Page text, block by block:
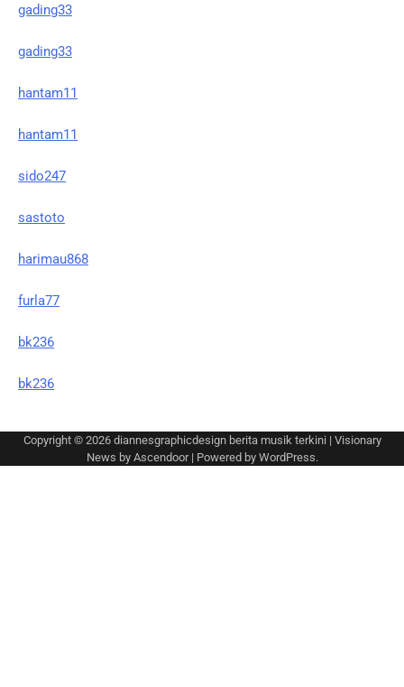
gading33
gading33
hantam11
hantam11
sido247
sastoto
harimau868
furla77
bk236
bk236
Copyright © 2026 diannesgraphicdesign berita musik terkini| Visionary
News by Ascendoor| Powered by WordPress.